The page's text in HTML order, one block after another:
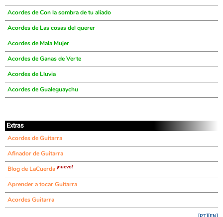
Acordes de Con la sombra de tu aliado
Acordes de Las cosas del querer
Acordes de Mala Mujer
Acordes de Ganas de Verte
Acordes de Lluvia
Acordes de Gualeguaychu
Extras
Acordes de Guitarra
Afinador de Guitarra
Blog de LaCuerda ¡nuevo!
Aprender a tocar Guitarra
Acordes Guitarra